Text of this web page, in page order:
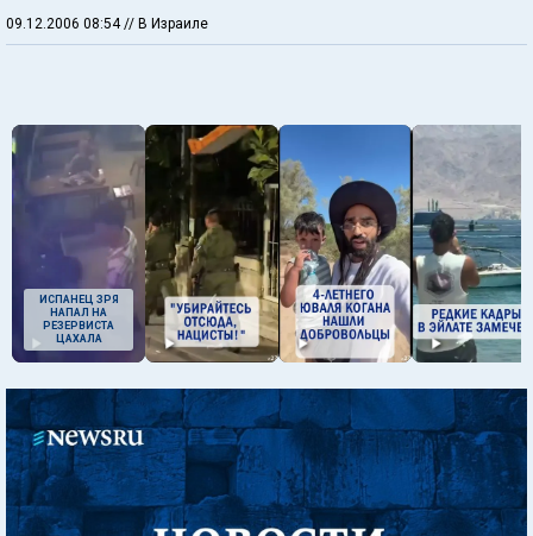
09.12.2006 08:54 // В Израиле
ИСПАНЕЦ ЗРЯ
НАПАЛ НА
РЕЗЕРВИСТА
ЦАХАЛА